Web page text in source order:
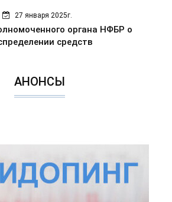
27 января 2025г.
органа НФБР о
средств
АНОНСЫ